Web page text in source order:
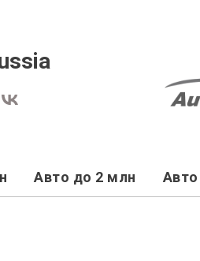
Авто до 2 млн